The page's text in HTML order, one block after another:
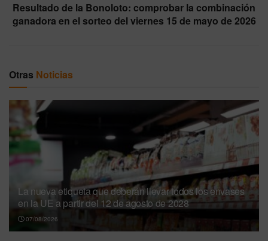
Resultado de la Bonoloto: comprobar la combinación
ganadora en el sorteo del viernes 15 de mayo de 2026
Otras Noticias
La nueva etiqueta que deberán llevar todos los envases
en la UE a partir del 12 de agosto de 2028
07/08/2026